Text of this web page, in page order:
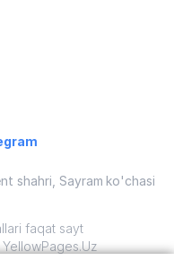
shahri, Sayram ko'chasi
faqat sayt